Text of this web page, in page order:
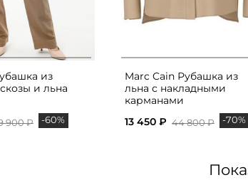
из
и льна
900 ₽ -60%
Marc Cain Рубашка из
льна с накладными
карманами
13 450 ₽ 44 800 ₽ -70%